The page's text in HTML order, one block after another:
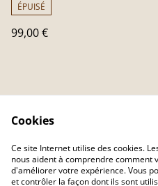
ÉPUISÉ
99,00 €
Contactez-nous
Politique de
Cookies
Ce site Internet utilise des cookies.
nous aident à comprendre comment
d'améliorer votre expérience. Vous
et contrôler la façon dont ils sont